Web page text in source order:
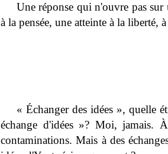
Une réponse qui n'ouvre pas
à la pensée, une atteinte à la liberté,
« Échanger des idées », quelle
échange d'idées »? Moi, jamais.
contaminations. Mais à des